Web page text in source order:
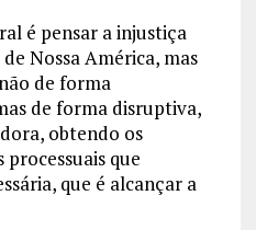
é pensar a injustiça
Nossa América, mas
de forma
de forma disruptiva,
obtendo os
que
que é alcançar a